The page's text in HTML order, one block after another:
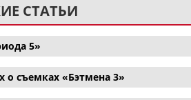
СТАТЬИ
5»
съемках «Бэтмена 3»